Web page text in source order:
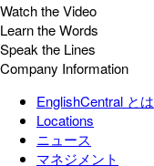
Watch the Video
Learn the Words
Speak the Lines
Company Information
EnglishCentral とは
Locations
ニュース
マネジメント